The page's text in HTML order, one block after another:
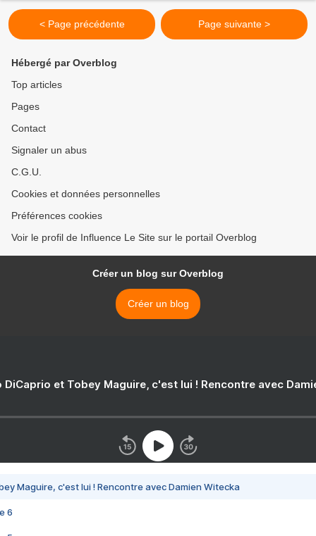
< Page précédente Page suivante >
Hébergé par Overblog
Top articles
Pages
Contact
Signaler un abus
C.G.U.
Cookies et données personnelles
Préférences cookies
Voir le profil de Influence Le Site sur le portail Overblog
Créer un blog sur Overblog
Créer un blog
DiCaprio et Tobey Maguire, c'est lui ! Rencontre avec
Maguire, c'est lui ! Rencontre avec Damien Witecka
6